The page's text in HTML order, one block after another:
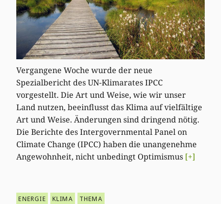
Vergangene Woche wurde der neue
Spezialbericht des UN-Klimarates IPCC
vorgestellt. Die Art und Weise, wie wir unser
Land nutzen, beeinflusst das Klima auf vielfältige
Art und Weise. Änderungen sind dringend nötig.
Die Berichte des Intergovernmental Panel on
Climate Change (IPCC) haben die unangenehme
Angewohnheit, nicht unbedingt Optimismus [+]
ENERGIE KLIMA THEMA